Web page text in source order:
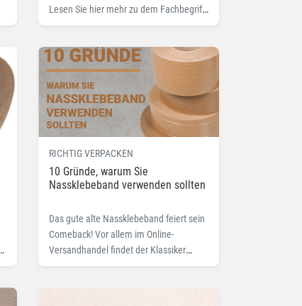
Lesen Sie hier mehr zu dem Fachbegriff
Gurtmaß
RICHTIG VERPACKEN
10 Gründe, warum Sie
Nassklebeband verwenden sollten
Das gute alte Nassklebeband feiert sein
Comeback! Vor allem im Online-
Versandhandel findet der Klassiker
inzwischen immer öfter Verwendung.